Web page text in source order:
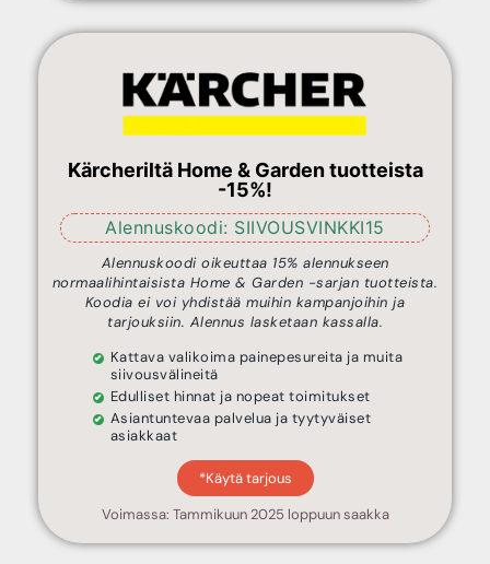
Kärcheriltä Home & Garden tuotteista
-15%!
Alennuskoodi: SIIVOUSVINKKI15
Alennuskoodi oikeuttaa 15% alennukseen
normaalihintaisista Home & Garden -sarjan tuotteista.
Koodia ei voi yhdistää muihin kampanjoihin ja
tarjouksiin. Alennus lasketaan kassalla.
Kattava valikoima painepesureita ja muita
siivousvälineitä
Edulliset hinnat ja nopeat toimitukset
Asiantuntevaa palvelua ja tyytyväiset
asiakkaat
*Käytä tarjous
Voimassa: Tammikuun 2025 loppuun saakka